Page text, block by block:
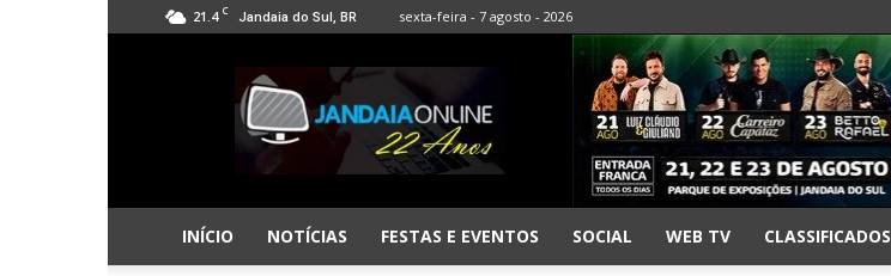
21.4 C Jandaia do Sul, BR sexta-feira - 7 agosto - 2026
Jandaia
Online
INÍCIO NOTÍCIAS FESTAS E EVENTOS SOCIAL WEB TV CLASSIFICADOS